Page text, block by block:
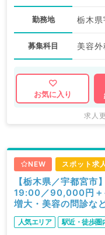
勤務地 栃木
募集科目 美容
お気に入り
求人
NEW スポット求
【栃木県／宇都宮
19:00／90,000円＋
増大・美容の問診な
人気エリア 駅近・徒歩圏